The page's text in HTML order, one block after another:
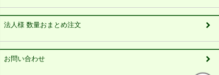
法人様 数量おまとめ注文
お問い合わせ